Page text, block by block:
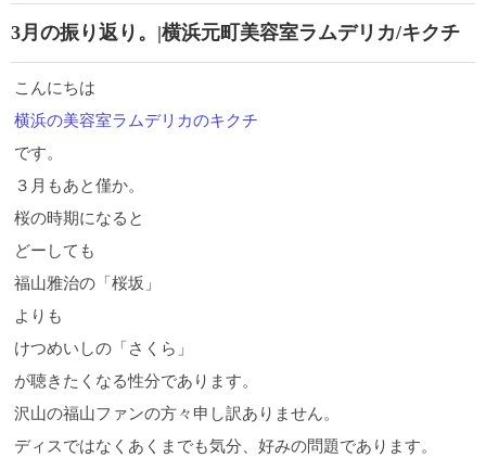
3月の振り返り。|横浜元町美容室ラムデリカ/キクチ
こんにちは
横浜の美容室ラムデリカのキクチ
です。
３月もあと僅か。
桜の時期になると
どーしても
福山雅治の「桜坂」
よりも
けつめいしの「さくら」
が聴きたくなる性分であります。
沢山の福山ファンの方々申し訳ありません。
ディスではなくあくまでも気分、好みの問題であります。